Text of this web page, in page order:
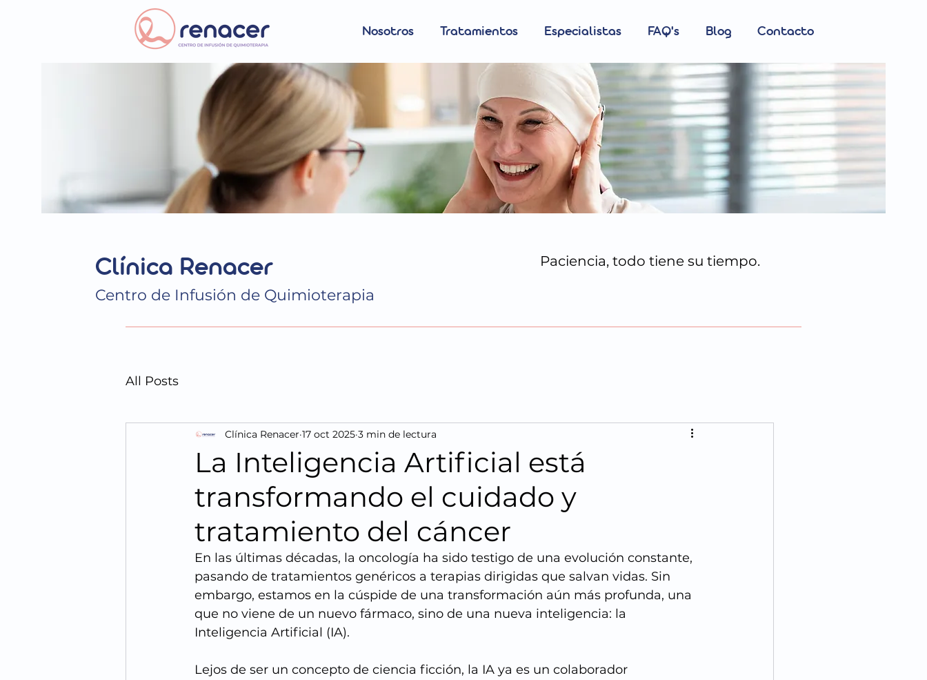
Nosotros Tratamientos Especialistas FAQ's Blog Contacto
Clínica Renacer
Centro de Infusión de Quimioterapia
Paciencia, todo tiene su tiempo.
All Posts
La Inteligencia Artificial está
transformando el cuidado y
tratamiento del cáncer
Clínica Renacer 17 oct 2025 3 min de lectura
En las últimas décadas, la oncología ha sido testigo de una evolución constante,
pasando de tratamientos genéricos a terapias dirigidas que salvan vidas. Sin
embargo, estamos en la cúspide de una transformación aún más profunda, una
que no viene de un nuevo fármaco, sino de una nueva inteligencia: la
Inteligencia Artificial (IA).
Lejos de ser un concepto de ciencia ficción, la IA ya es un colaborador